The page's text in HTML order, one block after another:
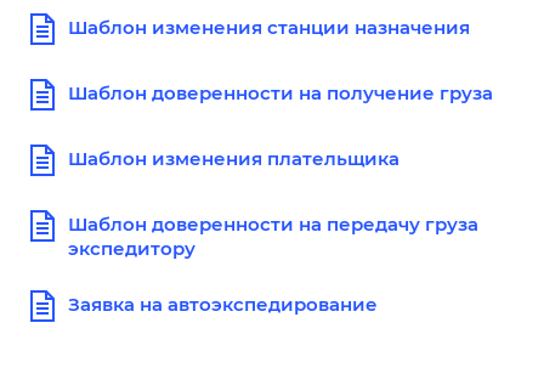
Шаблон изменения станции назначения
Шаблон доверенности на получение груза
Шаблон изменения плательщика
Шаблон доверенности на передачу груза
экспедитору
Заявка на автоэкспедирование